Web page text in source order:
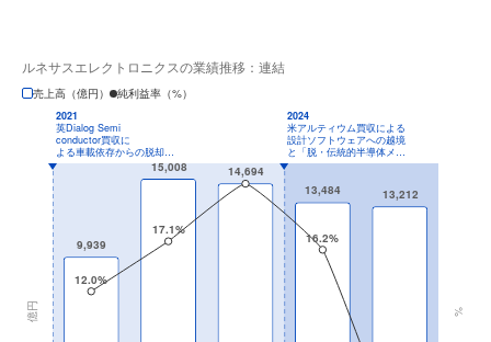
ルネサスエレクトロニクスの業績推移：連結
売上高（億円）
純利益率（%）